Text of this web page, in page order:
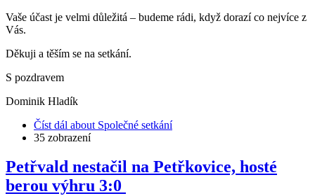
Vaše účast je velmi důležitá – budeme rádi, když dorazí co nejvíce z
Vás.
Děkuji a těším se na setkání.
S pozdravem
Dominik Hladík
Číst dál about Společné setkání
35 zobrazení
Petřvald nestačil na Petřkovice, hosté
berou výhru 3:0 ​